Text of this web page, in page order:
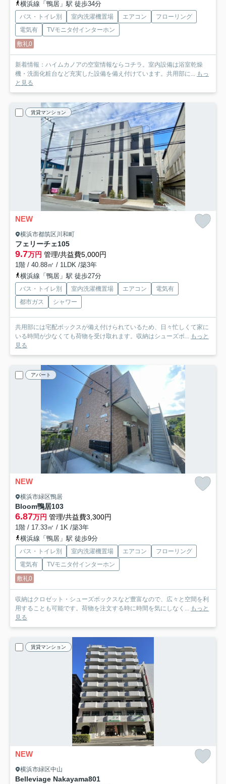
横浜線「鴨居」駅 徒歩34分
バス・トイレ別 室内洗濯機置場 エアコン
フローリング
電気有
TVモニタ付インターホン
敷礼0
新着情報：ハイムカノアの空室情報ならコチラ。室内設備は浴室乾燥
機・洗面化粧台など充実した設備を備え付けています。共用部に... もっ
と見る
賃貸マンション
NEW
横浜市都筑区川和町
フェリーチェ105
9.7万円 管理/共益費5,000円
1階 / 40.88㎡ / 1LDK /築3年
横浜線「鴨居」駅 徒歩27分
バス・トイレ別 室内洗濯機置場 エアコン
電気有
都市ガス
シャワー
共用部には宅配ボックスが備え付けられているため、日々忙しくて家に
いる時間が少なくても荷物を受け取れます。収納はシューズボ... もっと
見る
アパート
NEW
横浜市緑区鴨居
Bloom鴨居103
6.87万円 管理/共益費3,300円
1階 / 17.33㎡ / 1K /築3年
横浜線「鴨居」駅 徒歩9分
バス・トイレ別 室内洗濯機置場 エアコン
フローリング
電気有
TVモニタ付インターホン
敷礼0
収納はクロゼット・シューズボックスなど豊富なので、広々と空間を利
用することも可能です。荷物を注文する時に時間を気にしなく... もっと
見る
賃貸マンション
NEW
横浜市緑区中山
Belleviage Nakayama801